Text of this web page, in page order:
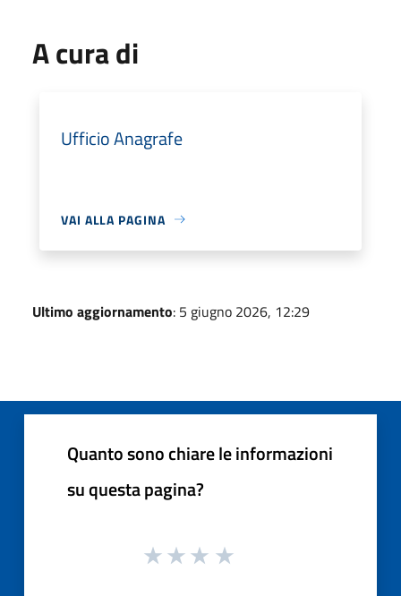
A cura di
Ufficio Anagrafe
VAI ALLA PAGINA
Ultimo aggiornamento: 5 giugno 2026, 12:29
Quanto sono chiare le informazioni
su questa pagina?